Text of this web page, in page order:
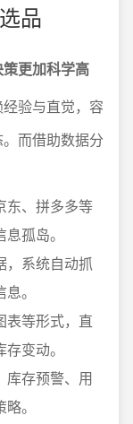
品
更加科学高
验与直觉，容
而借助数据分
东、拼多多等
孤岛。
，系统自动抓
。
表等形式，直
变动。
库存预警、用
。